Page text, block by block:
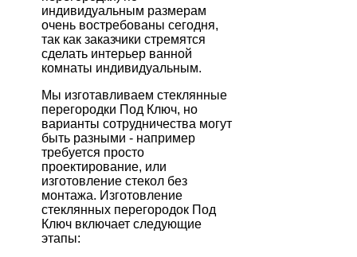
индивидуальным размерам
очень востребованы сегодня,
так как заказчики стремятся
сделать интерьер ванной
комнаты индивидуальным.
Мы изготавливаем стеклянные
перегородки Под Ключ, но
варианты сотрудничества могут
быть разными - например
требуется просто
проектирование, или
изготовление стекол без
монтажа. Изготовление
стеклянных перегородок Под
Ключ включает следующие
этапы: